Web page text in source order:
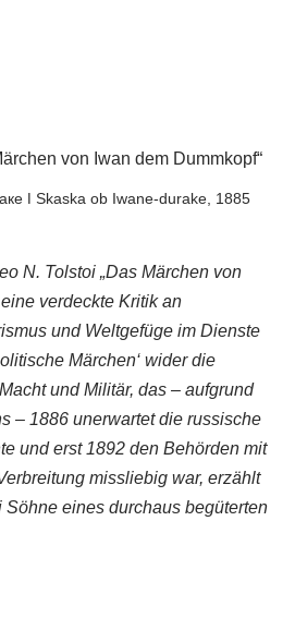
von Iwan dem Dummkopf“
ǀ Skaska ob Iwane-durake, 1885
N. Tolstoi „Das Märchen von
verdeckte Kritik an
und Weltgefüge im Dienste
Märchen‘ wider die
und Militär, das – aufgrund
– 1886 unerwartet die russische
und erst 1892 den Behörden mit
missliebig war, erzählt
eines durchaus begüterten